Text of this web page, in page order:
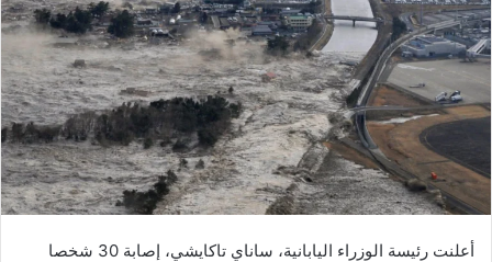
أعلنت رئيسة الوزراء اليابانية، ساناي تاكايشي، إصابة 30 شخصا